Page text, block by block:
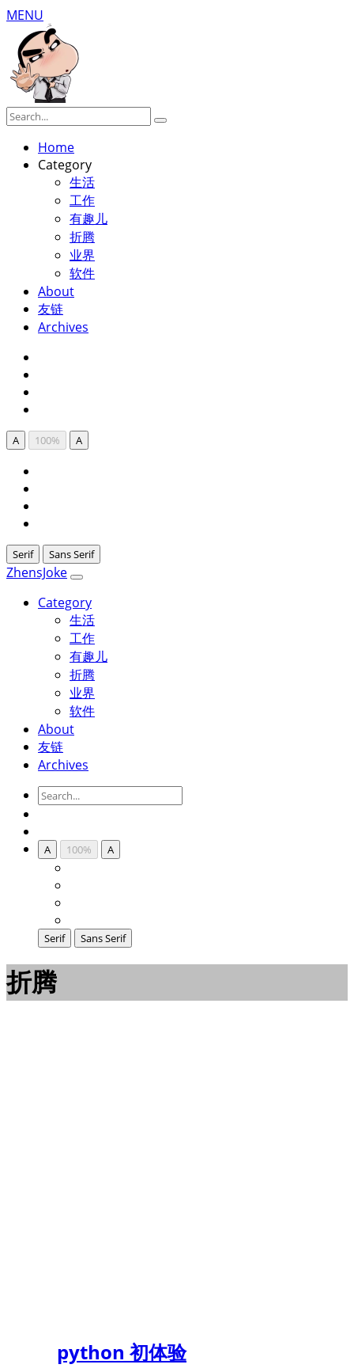
MENU
Home
Category
生活
工作
有趣儿
折腾
业界
软件
About
友链
Archives
A 100% A
Serif Sans Serif
ZhensJoke
Category
生活
工作
有趣儿
折腾
业界
软件
About
友链
Archives
A 100% A
Serif Sans Serif
折腾
python 初体验